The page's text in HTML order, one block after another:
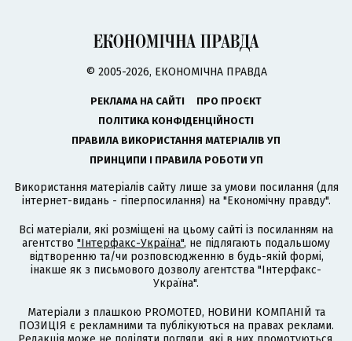
© 2005-2026, ЕКОНОМІЧНА ПРАВДА
РЕКЛАМА НА САЙТІ
ПРО ПРОЄКТ
ПОЛІТИКА КОНФІДЕНЦІЙНОСТІ
ПРАВИЛА ВИКОРИСТАННЯ МАТЕРІАЛІВ УП
ПРИНЦИПИ І ПРАВИЛА РОБОТИ УП
Використання матеріалів сайту лише за умови посилання (для
інтернет-видань - гіперпосилання) на "Економічну правду".
Всі матеріали, які розміщені на цьому сайті із посиланням на
агентство "Інтерфакс-Україна", не підлягають подальшому
відтворенню та/чи розповсюдженню в будь-якій формі,
інакше як з письмового дозволу агентства "Інтерфакс-
Україна".
Матеріали з плашкою PROMOTED, НОВИНИ КОМПАНІЙ та
ПОЗИЦІЯ є рекламними та публікуються на правах реклами.